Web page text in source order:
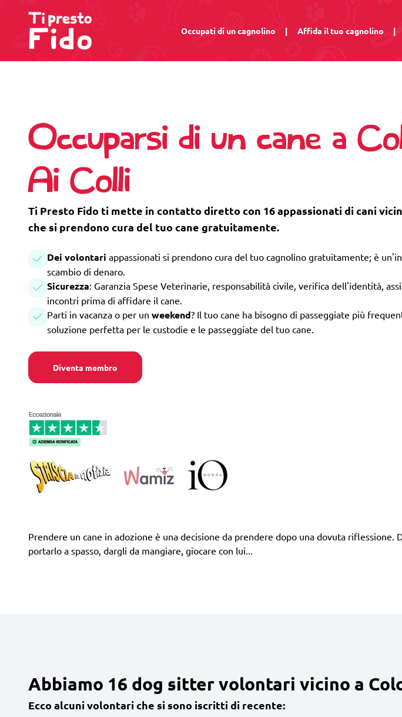
Occupati di un cagnolino | Affida il tuo cagnolino |
Occuparsi di un cane a
Ai Colli
Ti Presto Fido ti mette in contatto diretto con 16 appassionati di cani
che si prendono cura del tuo cane gratuitamente.
Dei volontari appassionati si prendono cura del tuo cagnolino gratuitamente; è
scambio di denaro.
Sicurezza: Garanzia Spese Veterinarie, responsabilità civile, verifica dell'identità,
incontri prima di affidare il cane.
Parti in vacanza o per un weekend? Il tuo cane ha bisogno di passeggiate più
soluzione perfetta per le custodie e le passeggiate del tuo cane.
Diventa membro
Prendere un cane in adozione è una decisione da prendere dopo una dovuta
portarlo a spasso, dargli da mangiare, giocare con lui...
Abbiamo 16 dog sitter volontari vicino a
Ecco alcuni volontari che si sono iscritti di recente: